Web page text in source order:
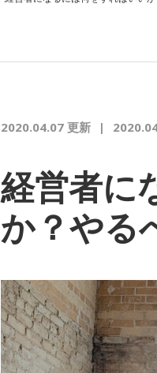
2020.04.07 更新 |
経営者に
か？やる